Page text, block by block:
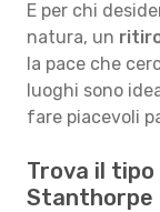
E per chi
natura, un
la pace che
luoghi sono
fare piacevoli
Trova il
Stanthorpe